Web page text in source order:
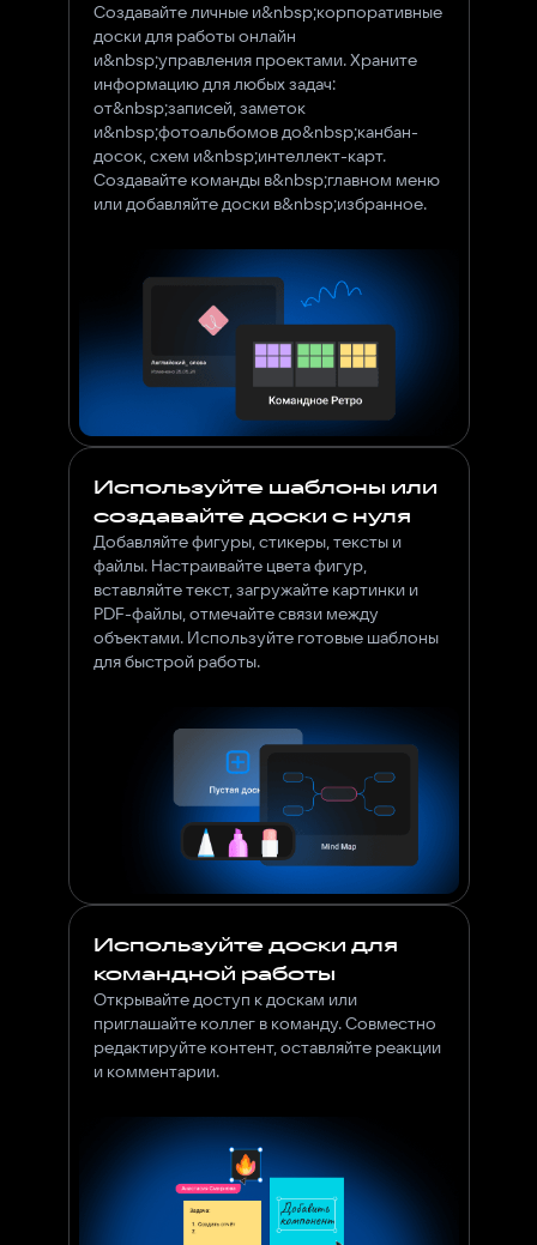
Создавайте личные и&nbsp;корпоративные
доски для работы онлайн
и&nbsp;управления проектами. Храните
информацию для любых задач:
от&nbsp;записей, заметок
и&nbsp;фотоальбомов до&nbsp;канбан-
досок, схем и&nbsp;интеллект-карт.
Создавайте команды в&nbsp;главном меню
или добавляйте доски в&nbsp;избранное.
Используйте шаблоны или
создавайте доски с нуля
Добавляйте фигуры, стикеры, тексты и
файлы. Настраивайте цвета фигур,
вставляйте текст, загружайте картинки и
PDF-файлы, отмечайте связи между
объектами. Используйте готовые шаблоны
для быстрой работы.
Используйте доски для
командной работы
Открывайте доступ к доскам или
приглашайте коллег в команду. Совместно
редактируйте контент, оставляйте реакции
и комментарии.